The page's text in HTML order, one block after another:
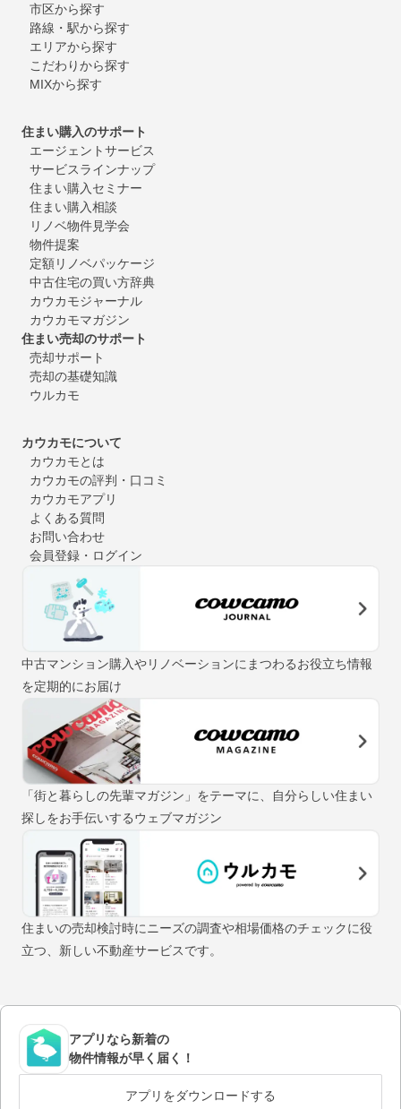
市区から探す
路線・駅から探す
エリアから探す
こだわりから探す
MIXから探す
住まい購入のサポート
エージェントサービス
サービスラインナップ
住まい購入セミナー
住まい購入相談
リノベ物件見学会
物件提案
定額リノベパッケージ
中古住宅の買い方辞典
カウカモジャーナル
カウカモマガジン
住まい売却のサポート
売却サポート
売却の基礎知識
ウルカモ
カウカモについて
カウカモとは
カウカモの評判・口コミ
カウカモアプリ
よくある質問
お問い合わせ
会員登録・ログイン
中古マンション購入やリノベーションにまつわるお役立ち情報
を定期的にお届け
「街と暮らしの先輩マガジン」をテーマに、自分らしい住まい
探しをお手伝いするウェブマガジン
住まいの売却検討時にニーズの調査や相場価格のチェックに役
立つ、新しい不動産サービスです。
アプリなら新着の
物件情報が早く届く！
アプリをダウンロードする